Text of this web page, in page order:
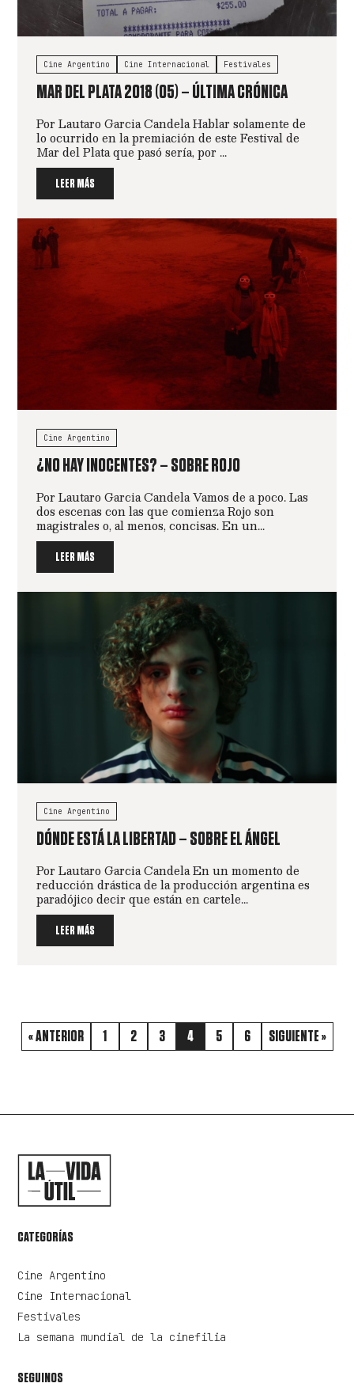
Cine Argentino Cine Internacional Festivales
MAR DEL PLATA 2018 (05) – ÚLTIMA CRÓNICA
Por Lautaro Garcia Candela Hablar solamente de
lo ocurrido en la premiación de este Festival de
Mar del Plata que pasó sería, por ...
LEER MÁS
Cine Argentino
¿NO HAY INOCENTES? – SOBRE ROJO
Por Lautaro Garcia Candela Vamos de a poco. Las
dos escenas con las que comienza Rojo son
magistrales o, al menos, concisas. En un...
LEER MÁS
Cine Argentino
DÓNDE ESTÁ LA LIBERTAD – SOBRE EL ÁNGEL
Por Lautaro Garcia Candela En un momento de
reducción drástica de la producción argentina es
paradójico decir que están en cartele...
LEER MÁS
« ANTERIOR 1 2 3 4 5 6 SIGUIENTE »
CATEGORÍAS
Cine Argentino
Cine Internacional
Festivales
La semana mundial de la cinefilia
SEGUINOS